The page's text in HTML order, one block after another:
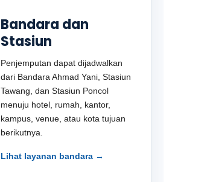
Bandara dan
Stasiun
Penjemputan dapat dijadwalkan
dari Bandara Ahmad Yani, Stasiun
Tawang, dan Stasiun Poncol
menuju hotel, rumah, kantor,
kampus, venue, atau kota tujuan
berikutnya.
Lihat layanan bandara →